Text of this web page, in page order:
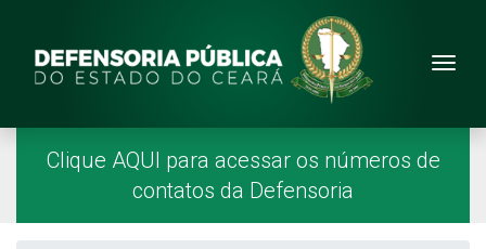
Site da Defensoria
Menu Principal
Página Inicial
Clique AQUI para acessar os números de
contatos da Defensoria